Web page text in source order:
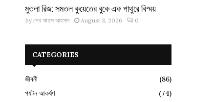
মুতলা রিজ: সমতল কুয়েতের বুকে এক পাথুরে বিস্ময়
by শেখ আহাদ আহসান August 3, 2026 0
CATEGORIES
জীবনী
(86)
পর্যটন আকর্ষণ
(74)